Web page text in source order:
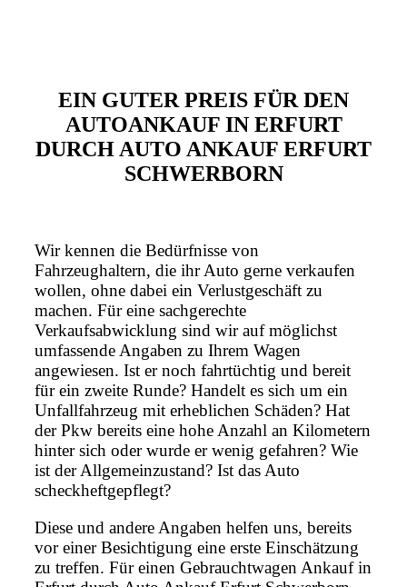
EIN GUTER PREIS FÜR DEN
AUTOANKAUF IN ERFURT
DURCH AUTO ANKAUF ERFURT
SCHWERBORN
Wir kennen die Bedürfnisse von
Fahrzeughaltern, die ihr Auto gerne verkaufen
wollen, ohne dabei ein Verlustgeschäft zu
machen. Für eine sachgerechte
Verkaufsabwicklung sind wir auf möglichst
umfassende Angaben zu Ihrem Wagen
angewiesen. Ist er noch fahrtüchtig und bereit
für ein zweite Runde? Handelt es sich um ein
Unfallfahrzeug mit erheblichen Schäden? Hat
der Pkw bereits eine hohe Anzahl an Kilometern
hinter sich oder wurde er wenig gefahren? Wie
ist der Allgemeinzustand? Ist das Auto
scheckheftgepflegt?
Diese und andere Angaben helfen uns, bereits
vor einer Besichtigung eine erste Einschätzung
zu treffen. Für einen Gebrauchtwagen Ankauf in